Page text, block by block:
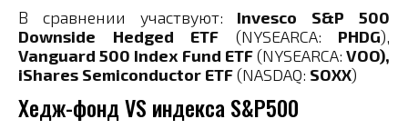
В сравнении участвуют: Invesco S&P 500
Downside Hedged ETF (NYSEARCA: PHDG),
Vanguard 500 Index Fund ETF(NYSEARCA:VOO),
iShares Semiconductor ETF(NASDAQ: SOXX)
Хедж-фонд VS индекса S&P500